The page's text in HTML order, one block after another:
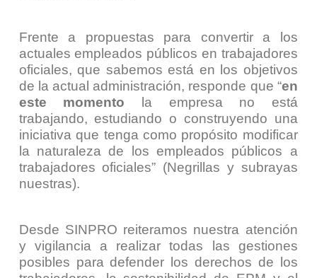
Frente a propuestas para convertir a los
actuales empleados públicos en trabajadores
oficiales, que sabemos está en los objetivos
de la actual administración, responde que “en
este momento la empresa no está
trabajando, estudiando o construyendo una
iniciativa que tenga como propósito modificar
la naturaleza de los empleados públicos a
trabajadores oficiales” (Negrillas y subrayas
nuestras).
Desde SINPRO reiteramos nuestra atención
y vigilancia a realizar todas las gestiones
posibles para defender los derechos de los